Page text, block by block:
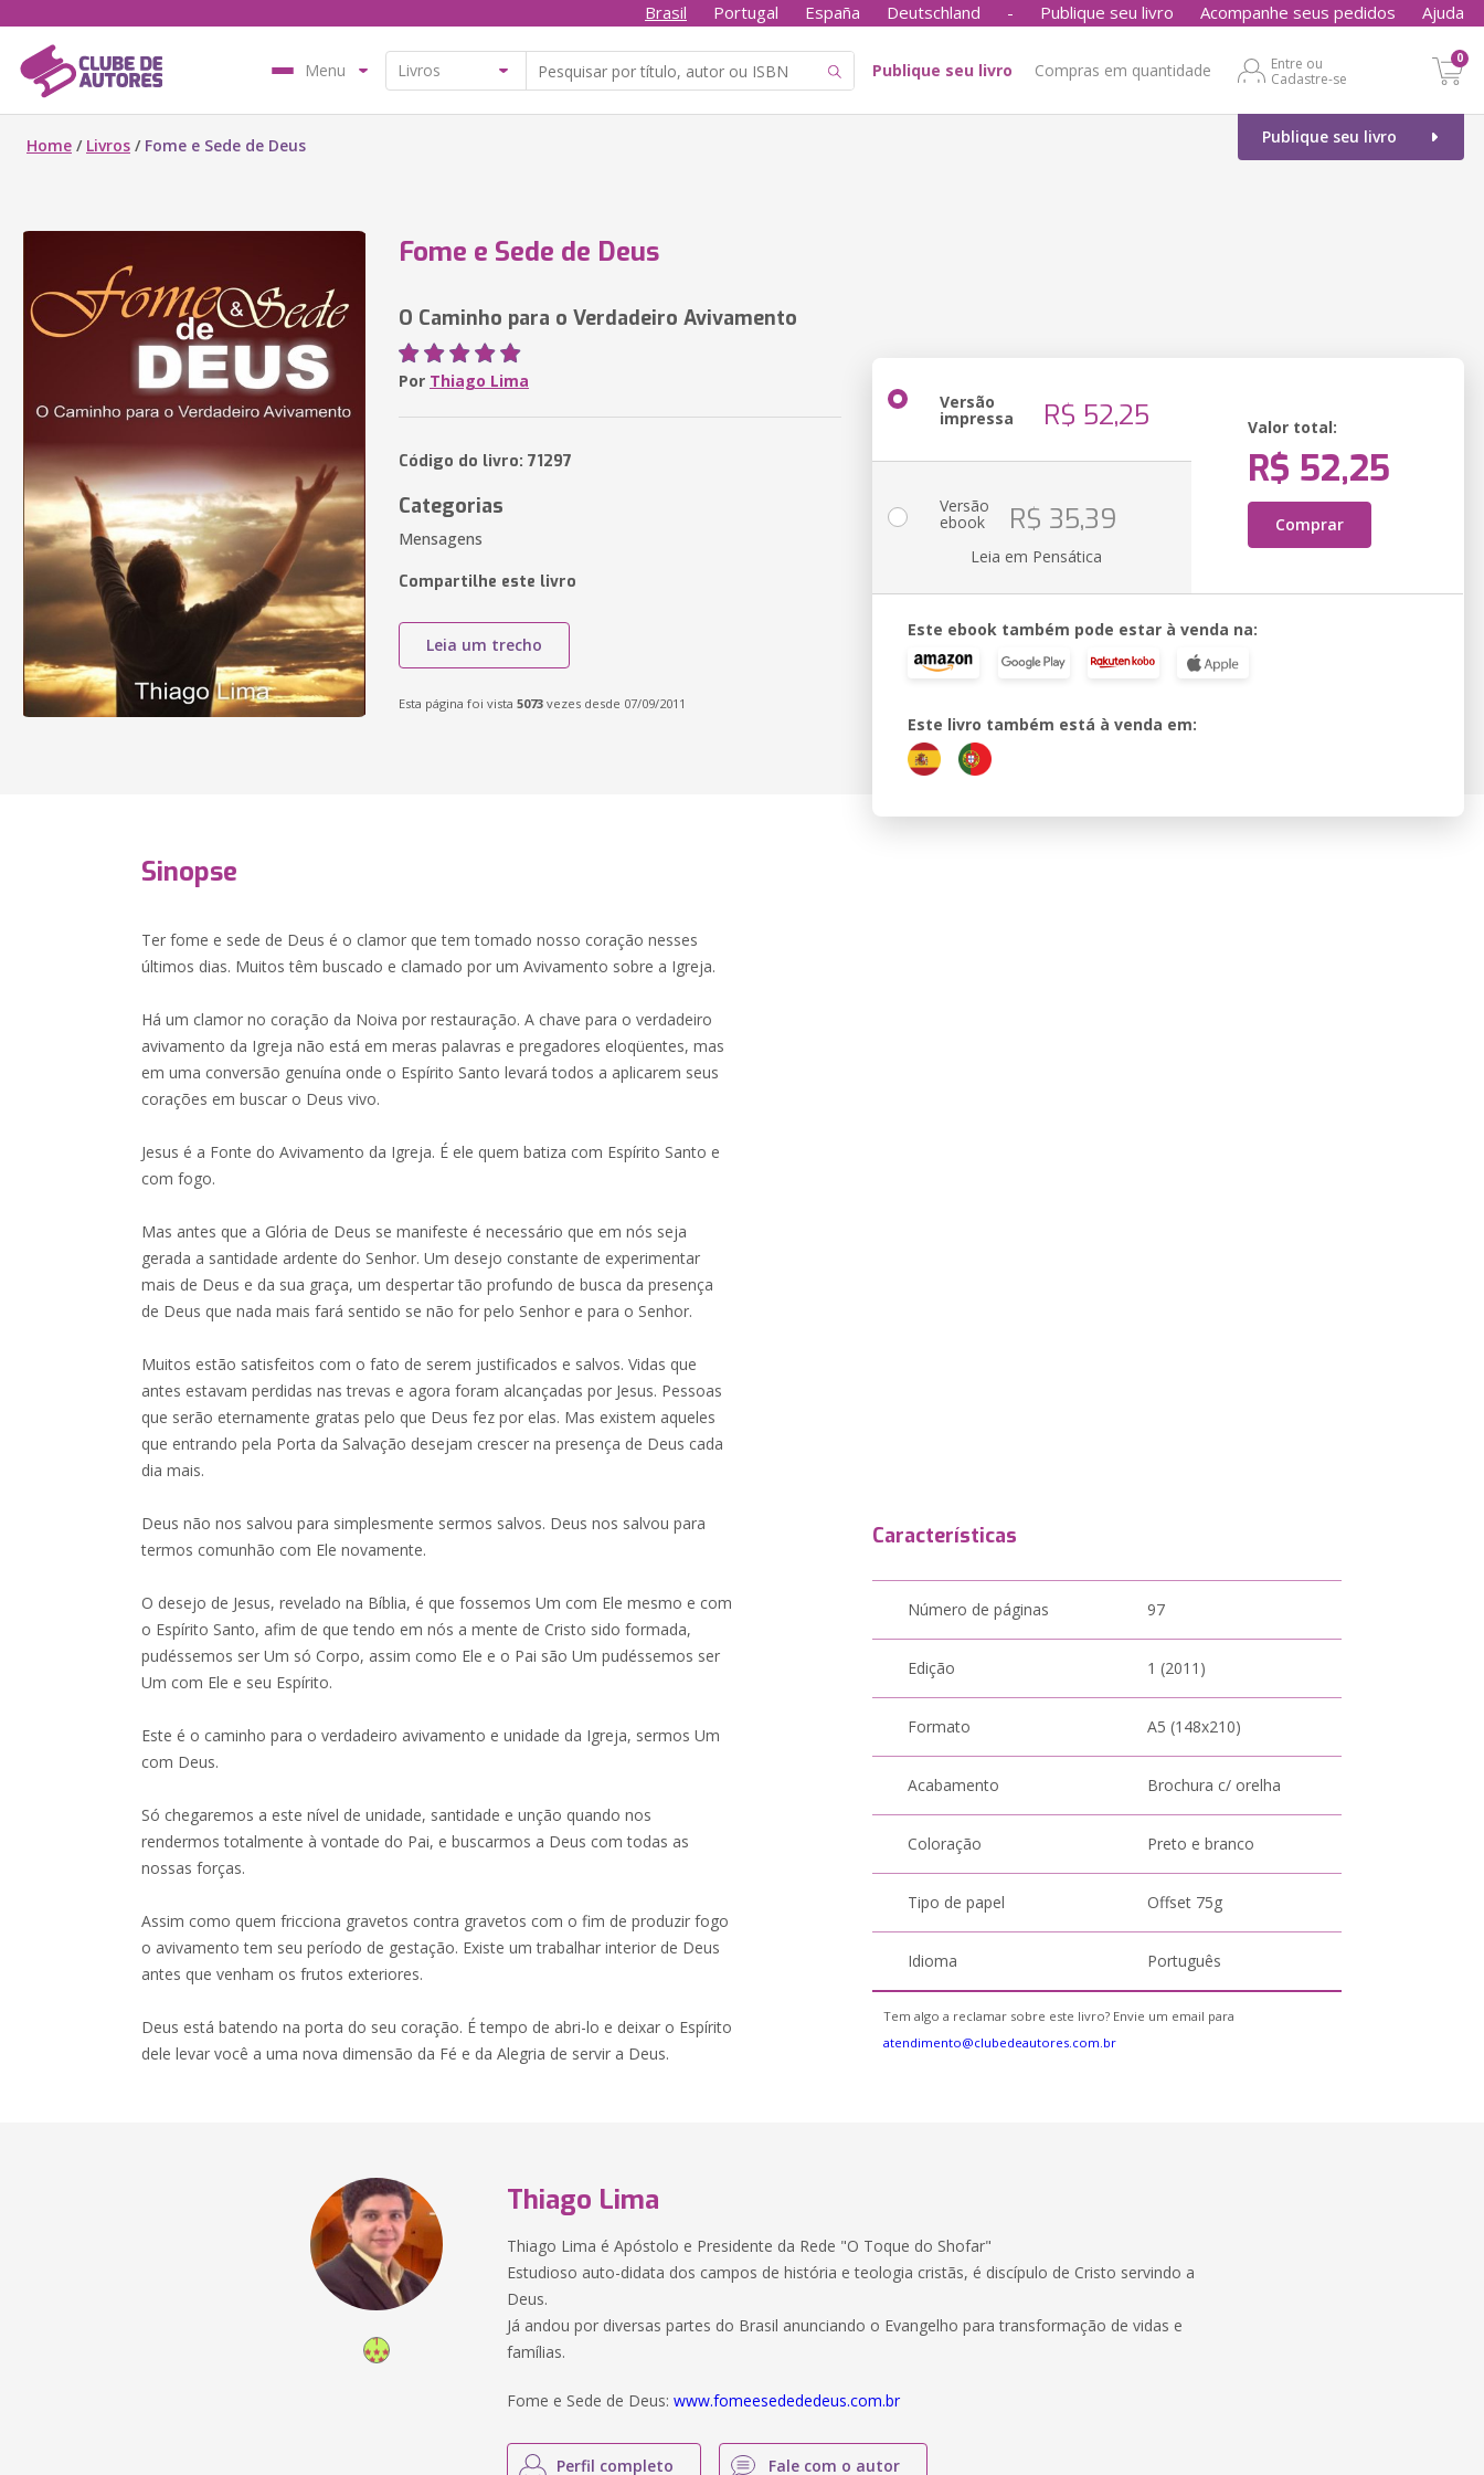
Brasil Portugal España Deutschland - Publique seu livro Acompanhe seus pedidos Ajuda
Menu Publique seu livro Compras em quantidade
Entre ou
Cadastre-se
0
Publique seu livro
Home / Livros / Fome e Sede de Deus
Fome e Sede de Deus
O Caminho para o Verdadeiro Avivamento
Por Thiago Lima
Código do livro: 71297
Categorias
Mensagens
Compartilhe este livro
Leia um trecho
Esta página foi vista 5073 vezes desde 07/09/2011
Versão
impressa R$ 52,25 Valor total:
R$ 52,25
Comprar
Versão
ebook R$ 35,39
Leia em Pensática
Este ebook também pode estar à venda na:
Este livro também está à venda em:
Sinopse
Ter fome e sede de Deus é o clamor que tem tomado nosso coração nesses
últimos dias. Muitos têm buscado e clamado por um Avivamento sobre a Igreja.
Há um clamor no coração da Noiva por restauração. A chave para o verdadeiro
avivamento da Igreja não está em meras palavras e pregadores eloqüentes, mas
em uma conversão genuína onde o Espírito Santo levará todos a aplicarem seus
corações em buscar o Deus vivo.
Jesus é a Fonte do Avivamento da Igreja. É ele quem batiza com Espírito Santo e
com fogo.
Mas antes que a Glória de Deus se manifeste é necessário que em nós seja
gerada a santidade ardente do Senhor. Um desejo constante de experimentar
mais de Deus e da sua graça, um despertar tão profundo de busca da presença
de Deus que nada mais fará sentido se não for pelo Senhor e para o Senhor.
Muitos estão satisfeitos com o fato de serem justificados e salvos. Vidas que
antes estavam perdidas nas trevas e agora foram alcançadas por Jesus. Pessoas
que serão eternamente gratas pelo que Deus fez por elas. Mas existem aqueles
que entrando pela Porta da Salvação desejam crescer na presença de Deus cada
dia mais.
Deus não nos salvou para simplesmente sermos salvos. Deus nos salvou para
termos comunhão com Ele novamente.
O desejo de Jesus, revelado na Bíblia, é que fossemos Um com Ele mesmo e com
o Espírito Santo, afim de que tendo em nós a mente de Cristo sido formada,
pudéssemos ser Um só Corpo, assim como Ele e o Pai são Um pudéssemos ser
Um com Ele e seu Espírito.
Este é o caminho para o verdadeiro avivamento e unidade da Igreja, sermos Um
com Deus.
Só chegaremos a este nível de unidade, santidade e unção quando nos
rendermos totalmente à vontade do Pai, e buscarmos a Deus com todas as
nossas forças.
Assim como quem fricciona gravetos contra gravetos com o fim de produzir fogo
o avivamento tem seu período de gestação. Existe um trabalhar interior de Deus
antes que venham os frutos exteriores.
Deus está batendo na porta do seu coração. É tempo de abri-lo e deixar o Espírito
dele levar você a uma nova dimensão da Fé e da Alegria de servir a Deus.
Características
Número de páginas 97
Edição 1 (2011)
Formato A5 (148x210)
Acabamento Brochura c/ orelha
Coloração Preto e branco
Tipo de papel Offset 75g
Idioma Português
Tem algo a reclamar sobre este livro? Envie um email para
atendimento@clubedeautores.com.br
Thiago Lima
Thiago Lima é Apóstolo e Presidente da Rede "O Toque do Shofar"
Estudioso auto-didata dos campos de história e teologia cristãs, é discípulo de Cristo servindo a
Deus.
Já andou por diversas partes do Brasil anunciando o Evangelho para transformação de vidas e
famílias.
Fome e Sede de Deus:www.fomeesedededeus.com.br
Perfil completo Fale com o autor